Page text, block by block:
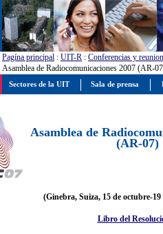
Pagína principal : UIT-R : Conferencias y
Asamblea de Radiocomunicaciones 2007 (AR-
Asamblea de
(AR-07)
(Ginebra, Suiza, 15 de octubre-19
Libro del
Sectores de la UIT Sala de prensa